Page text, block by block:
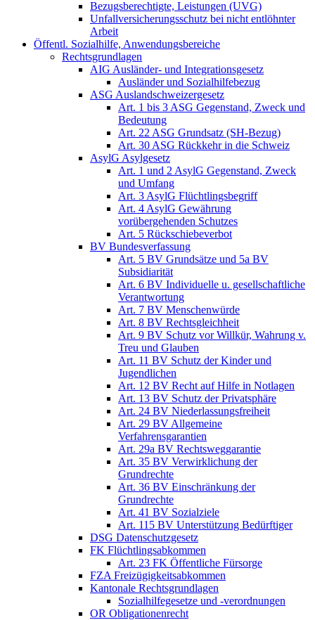
Bezugsberechtigte, Leistungen (UVG)
Unfallversicherungsschutz bei nicht entlöhnter
Arbeit
Öffentl. Sozialhilfe, Anwendungsbereiche
Rechtsgrundlagen
AIG Ausländer- und Integrationsgesetz
Ausländer und Sozialhilfebezug
ASG Auslandschweizergesetz
Art. 1 bis 3 ASG Gegenstand, Zweck und
Bedeutung
Art. 22 ASG Grundsatz (SH-Bezug)
Art. 30 ASG Rückkehr in die Schweiz
AsylG Asylgesetz
Art. 1 und 2 AsylG Gegenstand, Zweck
und Umfang
Art. 3 AsylG Flüchtlingsbegriff
Art. 4 AsylG Gewährung
vorübergehenden Schutzes
Art. 5 Rückschiebeverbot
BV Bundesverfassung
Art. 5 BV Grundsätze und 5a BV
Subsidiarität
Art. 6 BV Individuelle u. gesellschaftliche
Verantwortung
Art. 7 BV Menschenwürde
Art. 8 BV Rechtsgleichheit
Art. 9 BV Schutz vor Willkür, Wahrung v.
Treu und Glauben
Art. 11 BV Schutz der Kinder und
Jugendlichen
Art. 12 BV Recht auf Hilfe in Notlagen
Art. 13 BV Schutz der Privatsphäre
Art. 24 BV Niederlassungsfreiheit
Art. 29 BV Allgemeine
Verfahrensgarantien
Art. 29a BV Rechtsweggarantie
Art. 35 BV Verwirklichung der
Grundrechte
Art. 36 BV Einschränkung der
Grundrechte
Art. 41 BV Sozialziele
Art. 115 BV Unterstützung Bedürftiger
DSG Datenschutzgesetz
FK Flüchtlingsabkommen
Art. 23 FK Öffentliche Fürsorge
FZA Freizügigkeitsabkommen
Kantonale Rechtsgrundlagen
Sozialhilfegesetze und -verordnungen
OR Obligationenrecht